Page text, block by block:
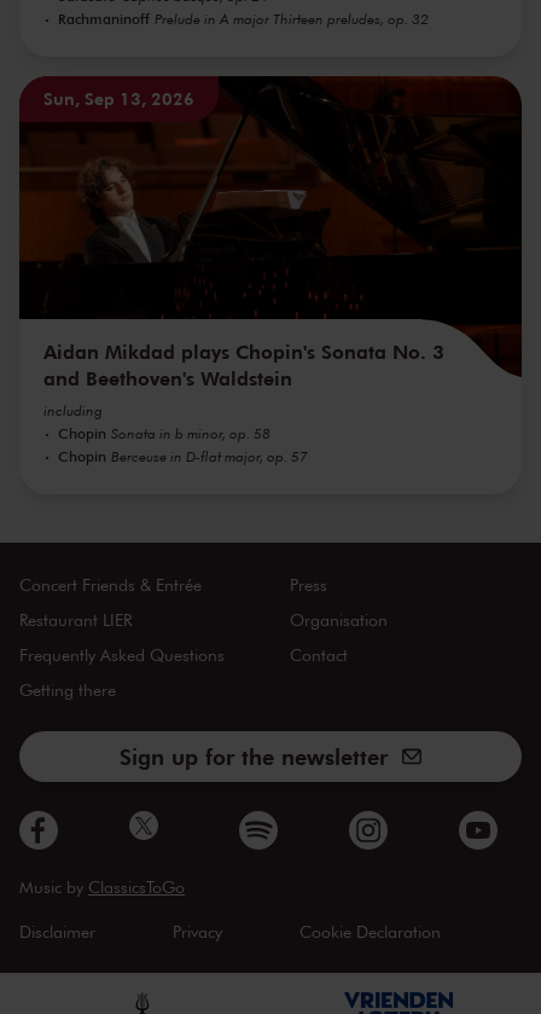
Rachmaninoff Prelude in A major Thirteen preludes, op. 32
Sun, Sep 13, 2026
Aidan Mikdad plays Chopin's Sonata No. 3
and Beethoven's Waldstein
including
Chopin Sonata in b minor, op. 58
Chopin Berceuse in D-flat major, op. 57
Concert Friends & Entrée
Restaurant LIER
Frequently Asked Questions
Getting there
Press
Organisation
Contact
Sign up for the newsletter
Music by ClassicsToGo
Disclaimer Privacy Cookie Declaration